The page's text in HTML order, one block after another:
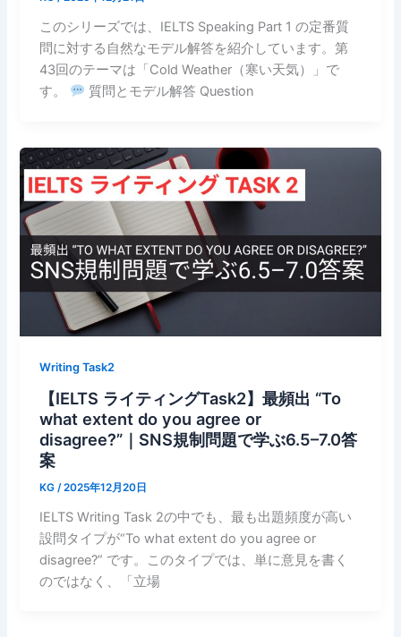
このシリーズでは、IELTS Speaking Part 1 の定番質
問に対する自然なモデル解答を紹介しています。第
43回のテーマは「Cold Weather（寒い天気）」で
す。
質問とモデル解答 Question
Writing Task2
【IELTS ライティングTask2】最頻出 “To
what extent do you agree or
disagree?”｜SNS規制問題で学ぶ6.5–7.0答
案
KG /2025年12月20日
IELTS Writing Task 2の中でも、最も出題頻度が高い
設問タイプが“To what extent do you agree or
disagree?” です。このタイプでは、単に意見を書く
のではなく、「立場